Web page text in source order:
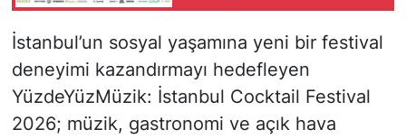
İstanbul’un sosyal yaşamına yeni bir festival
deneyimi kazandırmayı hedefleyen
YüzdeYüzMüzik: İstanbul Cocktail Festival
2026; müzik, gastronomi ve açık hava